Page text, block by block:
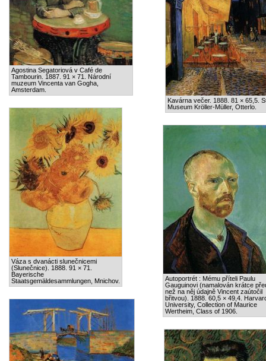
Agostina Segatoriová v Café de
Tambourin. 1887. 91 × 71. Národní
muzeum Vincenta van Gogha,
Amsterdam.
Kavárna večer. 1888. 81 × 65,5.
Museum Kröller-Müller, Otterlo.
Váza s dvanácti slunečnicemi
(Slunečnice). 1888. 91 × 71.
Bayerische
Staatsgemäldesammlungen, Mnichov.
Autoportrét : Mému příteli Paulu
Gauguinovi (namalován krátce
než na něj údajně Vincent zaútočil
břitvou). 1888. 60,5 × 49,4.
University, Collection of Maurice
Wertheim, Class of 1906.